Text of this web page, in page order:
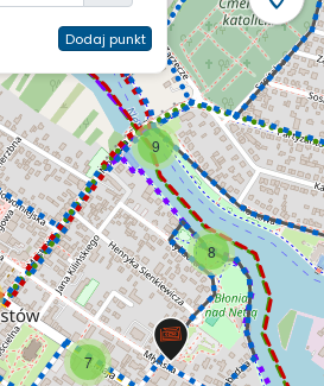
8
9
7
Dodaj punkt